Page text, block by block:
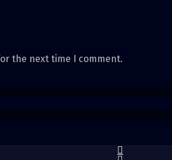
the next time I comment.